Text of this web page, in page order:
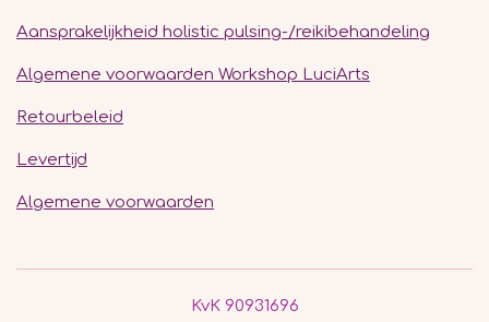
Aansprakelijkheid holistic pulsing-/reikibehandeling
Algemene voorwaarden Workshop LuciArts
Retourbeleid
Levertijd
Algemene voorwaarden
KvK 90931696